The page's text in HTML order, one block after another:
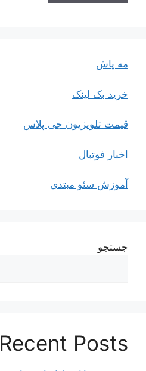
مه پاش
خرید بک لینک
قیمت تلویزیون جی پلاس
اخبار فوتبال
آموزش سئو مبتدی
جستجو
Recent Posts